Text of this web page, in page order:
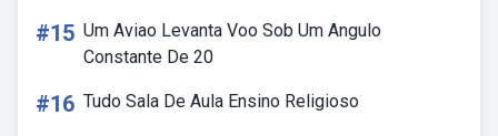
#15 Um Aviao Levanta Voo Sob Um Angulo
Constante De 20
#16 Tudo Sala De Aula Ensino Religioso